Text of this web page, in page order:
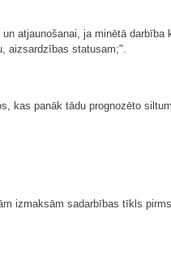
atjaunošanai, ja minētā
aizsardzības statusam;".
kas panāk tādu prognozēto
izmaksām sadarbības tīkls